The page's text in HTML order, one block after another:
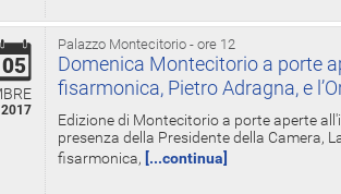
Palazzo Montecitorio - ore 12
05
2017
Domenica Montecitorio a porte
fisarmonica, Pietro Adragna, e
Edizione di Montecitorio a porte aperte
presenza della Presidente della Camera,
fisarmonica, [...continua]